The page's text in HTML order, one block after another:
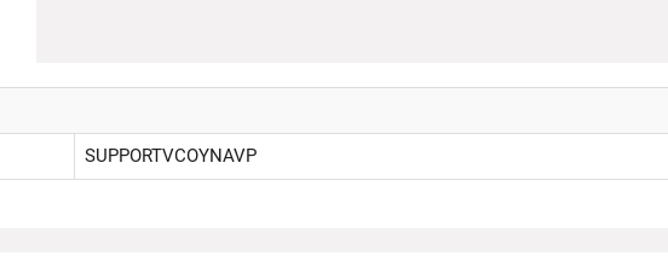
SUPPORTVCOYNAVP